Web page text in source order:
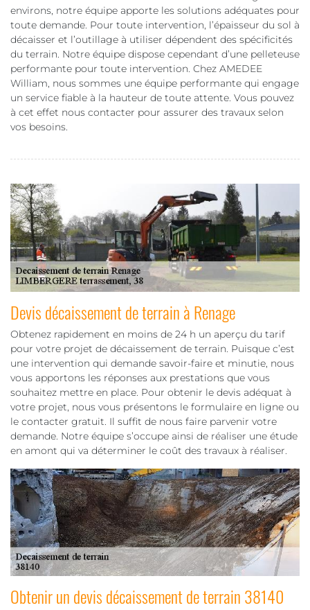
environs, notre équipe apporte les solutions adéquates pour
toute demande. Pour toute intervention, l’épaisseur du sol à
décaisser et l’outillage à utiliser dépendent des spécificités
du terrain. Notre équipe dispose cependant d’une pelleteuse
performante pour toute intervention. Chez AMEDEE
William, nous sommes une équipe performante qui engage
un service fiable à la hauteur de toute attente. Vous pouvez
à cet effet nous contacter pour assurer des travaux selon
vos besoins.
Devis décaissement de terrain à Renage
Obtenez rapidement en moins de 24 h un aperçu du tarif
pour votre projet de décaissement de terrain. Puisque c’est
une intervention qui demande savoir-faire et minutie, nous
vous apportons les réponses aux prestations que vous
souhaitez mettre en place. Pour obtenir le devis adéquat à
votre projet, nous vous présentons le formulaire en ligne ou
le contacter gratuit. Il suffit de nous faire parvenir votre
demande. Notre équipe s’occupe ainsi de réaliser une étude
en amont qui va déterminer le coût des travaux à réaliser.
Obtenir un devis décaissement de terrain 38140